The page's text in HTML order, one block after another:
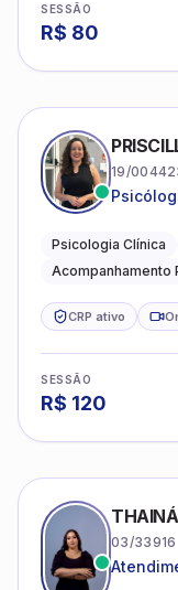
SESSÃO
R$ 80
19/
Psicologia Clínica
Acompanhamento
CRP ativo
SESSÃO
R$ 120
03/33916